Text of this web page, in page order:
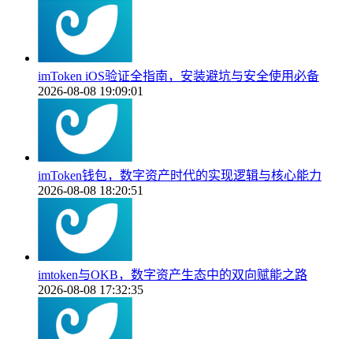
imToken iOS验证全指南，安装避坑与安全使用必备
2026-08-08 19:09:01
imToken钱包，数字资产时代的实现逻辑与核心能力
2026-08-08 18:20:51
imtoken与OKB，数字资产生态中的双向赋能之路
2026-08-08 17:32:35